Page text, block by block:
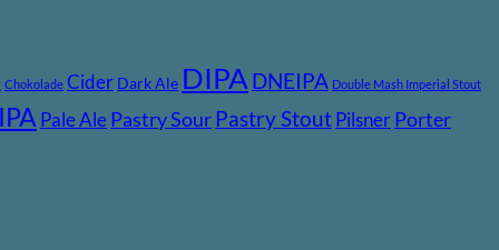
Chokolade Cider Dark Ale DIPA DNEIPA Double Mash Imperial Stout
Pale Ale Pastry Sour Pastry Stout Pilsner Porter